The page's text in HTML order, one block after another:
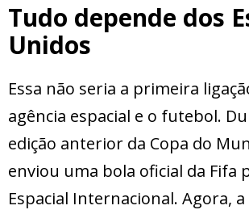
Tudo depende dos
Unidos
Essa não seria a primeira
agência espacial e o futebol.
edição anterior da Copa do
enviou uma bola oficial da Fifa
Espacial Internacional. Agora,